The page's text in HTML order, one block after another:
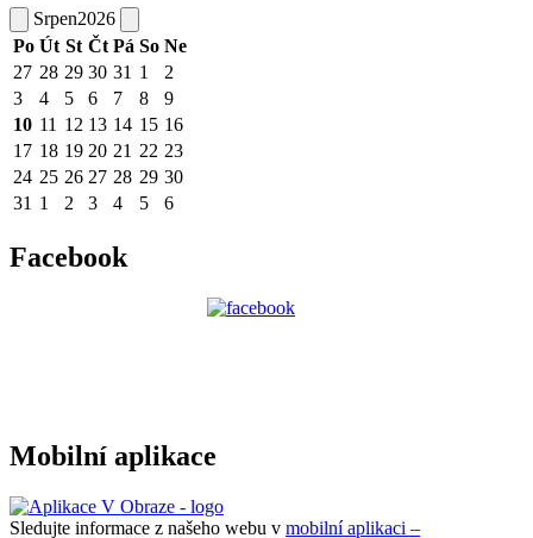
Srpen2026
Po Út St Čt Pá So Ne
27 28 29 30 31 1
2
3
4 5 6 7 8
9
10 11 12 13 14 15 16
17 18 19 20 21 22 23
24 25 26 27 28 29 30
31 1 2 3 4 5 6
Facebook
Mobilní aplikace
Sledujte informace z našeho webu v mobilní aplikaci –